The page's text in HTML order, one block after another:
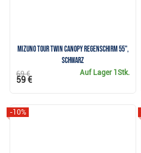
Mizuno Tour Twin Canopy Regenschirm 55",
schwarz
Auf Lager 1Stk.
69 €
59 €
-10%